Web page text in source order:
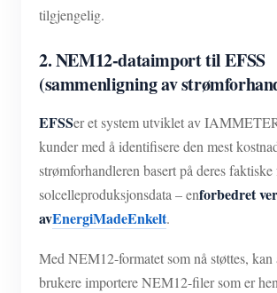
tilgjengelig.
2. NEM12-dataimport til EFSS
(sammenligning av
EFSSer et system utviklet av
kunder med å identifisere den mest
strømforhandleren basert på deres
solcelleproduksjonsdata – enforbedret
avEnergiMadeEnkelt.
Med NEM12-formatet som nå støttes, kan
brukere importere NEM12-filer som er